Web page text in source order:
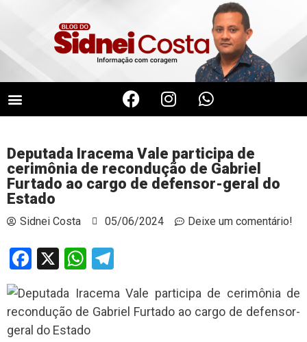
Deputada Iracema Vale participa de
cerimônia de recondução de Gabriel
Furtado ao cargo de defensor-geral do
Estado
Sidnei Costa 05/06/2024 Deixe um comentário!
Facebook
X WhatsApp